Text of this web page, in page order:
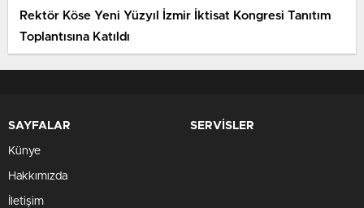
Rektör Köse Yeni Yüzyıl İzmir İktisat Kongresi Tanıtım
Toplantısına Katıldı
SAYFALAR
Künye
Hakkımızda
İletişim
SERVİSLER